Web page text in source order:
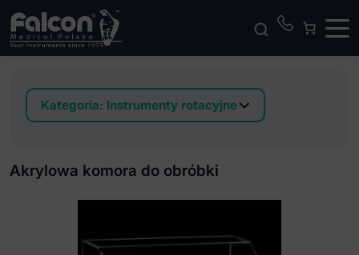
Kategoria: Instrumenty rotacyjne
Dwustopniowy system do polerowania ceramiki
stopów metali szlachetnych I nieszlachetnych
Akrylowa komora do obróbki